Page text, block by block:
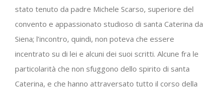
stato tenuto da padre Michele Scarso, superiore del
convento e appassionato studioso di santa Caterina da
Siena; l’incontro, quindi, non poteva che essere
incentrato su di lei e alcuni dei suoi scritti. Alcune fra le
particolarità che non sfuggono dello spirito di santa
Caterina, e che hanno attraversato tutto il corso della